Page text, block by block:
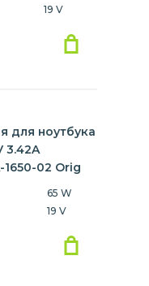
19 V
для ноутбука
3.42A
1650-02 Orig
65 W
19 V